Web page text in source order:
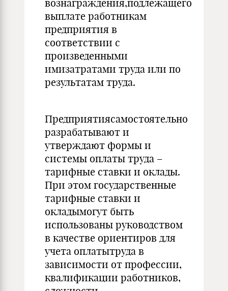
вознаграждения,подлежащего
выплате работникам
предприятия в
соответствии с
произведенными
имизатратами труда или по
результатам труда.
Предприятиясамостоятельно
разрабатывают и
утверждают формы и
системы оплаты труда –
тарифные ставки и оклады.
При этом государственные
тарифные ставки и
окладымогут быть
использованы руководством
в качестве ориентиров для
учета оплатытруда в
зависимости от профессии,
квалификации работников,